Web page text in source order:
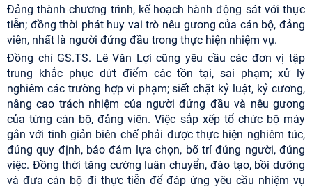
Đảng thành chương trình, kế hoạch hành động sát với thực
tiễn; đồng thời phát huy vai trò nêu gương của cán bộ, đảng
viên, nhất là người đứng đầu trong thực hiện nhiệm vụ.
Đồng chí GS.TS. Lê Văn Lợi cũng yêu cầu các đơn vị tập
trung khắc phục dứt điểm các tồn tại, sai phạm; xử lý
nghiêm các trường hợp vi phạm; siết chặt kỷ luật, kỷ cương,
nâng cao trách nhiệm của người đứng đầu và nêu gương
của từng cán bộ, đảng viên. Việc sắp xếp tổ chức bộ máy
gắn với tinh giản biên chế phải được thực hiện nghiêm túc,
đúng quy định, bảo đảm lựa chọn, bố trí đúng người, đúng
việc. Đồng thời tăng cường luân chuyển, đào tạo, bồi dưỡng
và đưa cán bộ đi thực tiễn để đáp ứng yêu cầu nhiệm vụ